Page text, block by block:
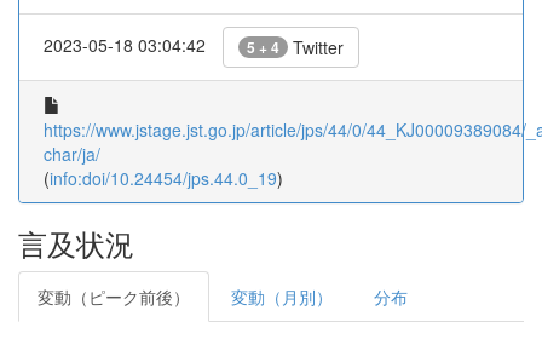
2023-05-18 03:04:42 5 + 4 Twitter
https://www.jstage.jst.go.jp/article/jps/44/0/44_KJ00009389084/
char/ja/
(info:doi/10.24454/jps.44.0_19)
言及状況
変動（ピーク前後） 変動（月別） 分布